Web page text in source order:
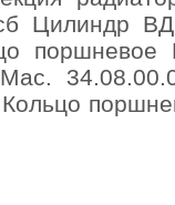
Цилиндр